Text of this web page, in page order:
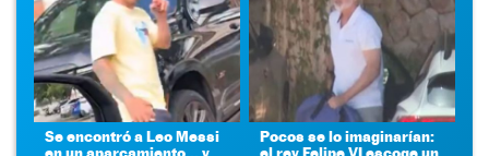
Se encontró a Leo Messi
en un aparcamiento... y
Pocos se lo imaginarían:
el rey Felipe VI escoge un